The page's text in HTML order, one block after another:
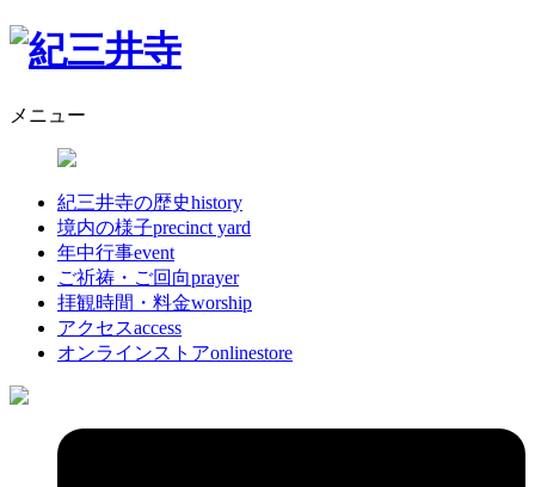
メニュー
紀三井寺の歴史history
境内の様子precinct yard
年中行事event
ご祈祷・ご回向prayer
拝観時間・料金worship
アクセスaccess
オンラインストアonlinestore